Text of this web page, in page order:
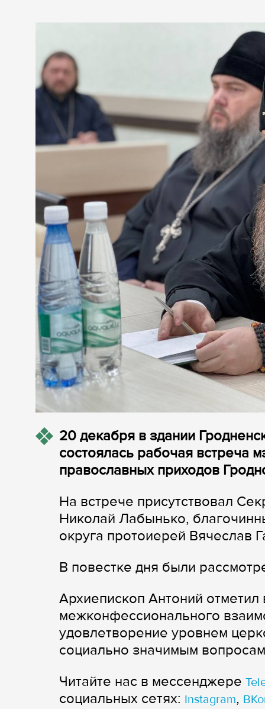
20 декабря в здании
состоялась рабочая встреча
православных приходов
На встрече присутствовал
Николай Лабынько,
округа протоиерей Вячеслав
В повестке дня были
Архиепископ Антоний
межконфессионального
удовлетворение уровнем
социально значимым
Читайте нас в мессенджере
cоциальных сетях: Instagram,